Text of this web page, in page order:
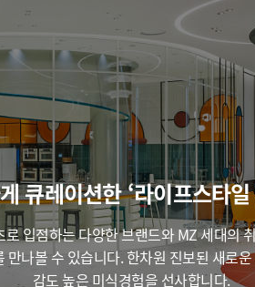
큐레이션한 ‘라이프스타
로 입점하는 다양한 브랜드와 MZ 세대의
만나볼 수 있습니다. 한차원 진보된 새로
감도 높은 미식경험을 선사합니다.